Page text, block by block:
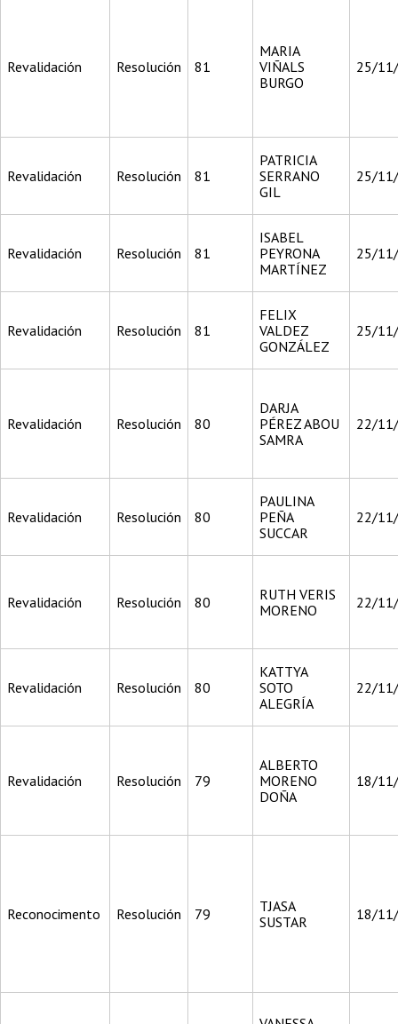
Revalidación Resolución 81
MARIA
VIÑALS
BURGO
25/
Revalidación Resolución 81
PATRICIA
SERRANO
GIL
25/
Revalidación Resolución 81
ISABEL
PEYRONA
MARTÍNEZ
25/
Revalidación Resolución 81
FELIX
VALDEZ
GONZÁLEZ
25/
Revalidación Resolución 80
DARJA
PÉREZ ABOU
SAMRA
22/
Revalidación Resolución 80
PAULINA
PEÑA
SUCCAR
22/
Revalidación Resolución 80
RUTH VERIS
MORENO
22/
Revalidación Resolución 80
KATTYA
SOTO
ALEGRÍA
22/
Revalidación Resolución 79
ALBERTO
MORENO
DOÑA
18/
Reconocimento Resolución 79
TJASA
SUSTAR
18/